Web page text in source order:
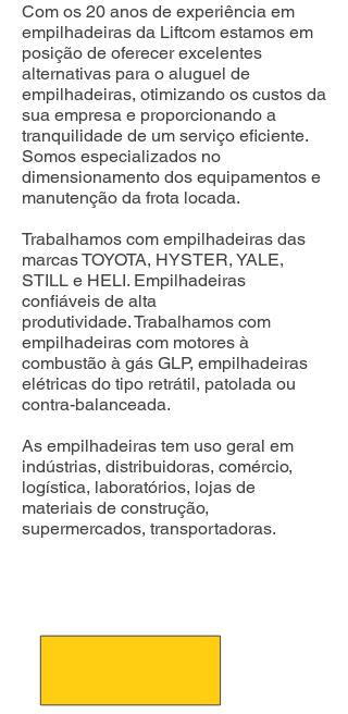
Com os 20 anos de experiência em
empilhadeiras da Liftcom estamos em
posição de oferecer excelentes
alternativas para o aluguel de
empilhadeiras, otimizando os custos da
sua empresa e proporcionando a
tranquilidade de um serviço eficiente.
Somos especializados no
dimensionamento dos equipamentos e
manutenção da frota locada.
Trabalhamos com empilhadeiras das
marcas TOYOTA, HYSTER, YALE,
STILL e HELI. Empilhadeiras
confiáveis de alta
produtividade.Trabalhamos com
empilhadeiras com motores à
combustão à gás GLP, empilhadeiras
elétricas do tipo retrátil, patolada ou
contra-balanceada.
As empilhadeiras tem uso geral em
indústrias, distribuidoras, comércio,
logística, laboratórios, lojas de
materiais de construção,
supermercados, transportadoras.